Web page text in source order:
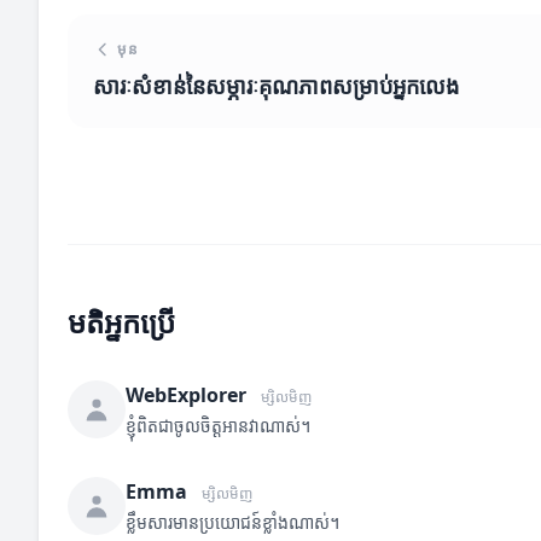
មុន
សារៈសំខាន់នៃសម្ភារៈគុណភាពសម្រាប់អ្នកលេង
មតិអ្នកប្រើ
WebExplorer ម្សិលមិញ
ខ្ញុំពិតជាចូលចិត្តអានវាណាស់។
Emma ម្សិលមិញ
ខ្លឹមសារមានប្រយោជន៍ខ្លាំងណាស់។